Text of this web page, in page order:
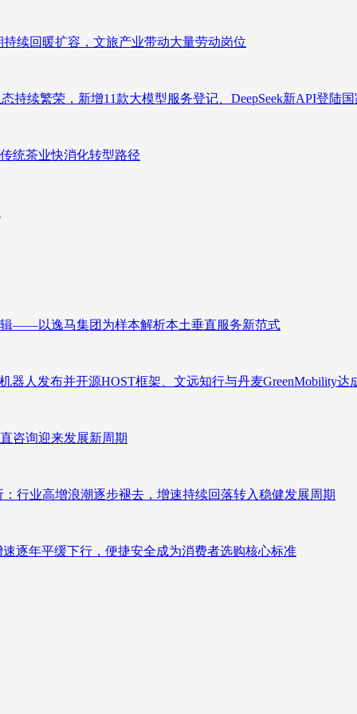
续回暖扩容，文旅产业带动大量劳动岗位
续繁荣，新增11款大模型服务登记、DeepSeek新API登陆
统茶业快消化转型路径
——以逸马集团为样本解析本土垂直服务新范式
器人发布并开源HOST框架、文远知行与丹麦GreenMobility达
咨询迎来发展新周期
行业高增浪潮逐步褪去，增速持续回落转入稳健发展周期
逐年平缓下行，便捷安全成为消费者选购核心标准